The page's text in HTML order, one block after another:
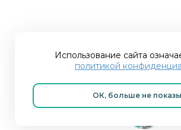
Использование сайта
политикой
ОК, больше не